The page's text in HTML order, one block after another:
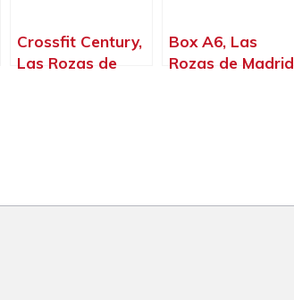
Crossfit Century,
Las Rozas de
Box A6, Las
Rozas de Madrid